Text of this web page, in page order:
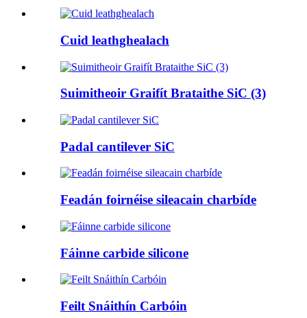
Cuid leathghealach
Suimitheoir Graifít Brataithe SiC (3)
Padal cantilever SiC
Feadán foirnéise sileacain charbíde
Fáinne carbide silicone
Feilt Snáithín Carbóin